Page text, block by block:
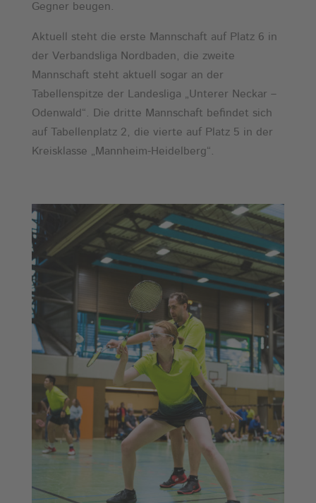
Gegner beugen.
Aktuell steht die erste Mannschaft auf Platz 6 in
der Verbandsliga Nordbaden, die zweite
Mannschaft steht aktuell sogar an der
Tabellenspitze der Landesliga „Unterer Neckar –
Odenwald“. Die dritte Mannschaft befindet sich
auf Tabellenplatz 2, die vierte auf Platz 5 in der
Kreisklasse „Mannheim-Heidelberg“.